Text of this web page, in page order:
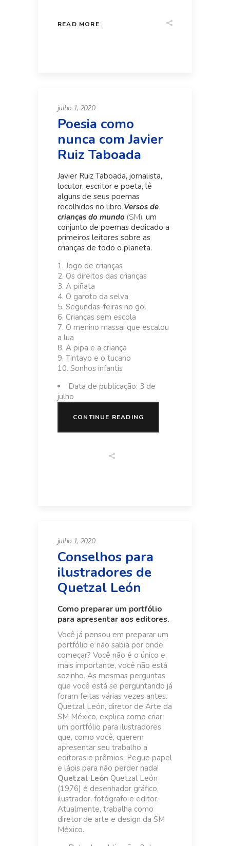
READ MORE
julho 1, 2020
Poesia como
nunca com Javier
Ruiz Taboada
Javier Ruiz Taboada, jornalista,
locutor, escritor e poeta, lê
alguns de seus poemas
recolhidos no libro Versos de
crianças do mundo (SM), um
conjunto de poemas dedicado a
primeiros leitores sobre as
crianças de todo o planeta.
Jogo de crianças
Os direitos das crianças
A piñata
O garoto da selva
Segundas-feiras no gol
Crianças sem escola
O menino massai que escalou
a lua
A pipa e a criança
Tintayo e o tucano
Sonhos infantis
Data de publicação: 3 de
julho
CONTINUE READING
julho 1, 2020
Conselhos para
ilustradores de
Quetzal León
Como preparar um portfólio
para apresentar aos editores.
Você já pensou em preparar um
portfólio e não sabia por onde
começar? Você não é o único e,
mais importante, você não está
sozinho. As mesmas perguntas
que você está se perguntando já
foram feitas várias vezes antes.
Quetzal León, diretor de Arte da
SM México, explica como criar
um portfólio para ilustradores
que, como você, querem
apresentar seu trabalho a
editoras e prêmios. Pegue papel
e lápis para não perder nada!
Quetzal León Quetzal León
(1976) é desenhador gráfico,
ilustrador, fotógrafo e editor.
Atualmente, trabalha como
diretor de arte e design da SM
México.